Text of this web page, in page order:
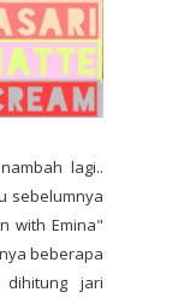
lagi..
sebelumnya
with Emina"
beberapa
jari